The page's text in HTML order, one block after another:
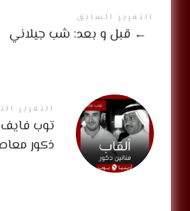
التقرير السابق
← قبل و بعد: شب جيلاني
التقرير
توب
ذكور